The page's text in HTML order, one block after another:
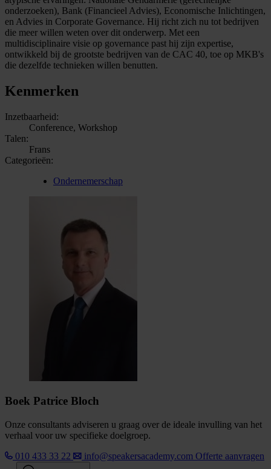
onderzoeken), Bank (Financieel Advies), Economische Inlichtingen,
en Advies in Corporate Governance. Hij richt zich nu tot bedrijven
die meer willen weten over dit onderwerp. Met een
multidisciplinaire visie op governance past hij zijn expertise,
ontwikkeld bij de grootste bedrijven van de CAC 40, toe op MKB's
die dezelfde technieken willen benutten.
Kenmerken
Inzetbaarheid:
Conference, Workshop
Talen:
Frans
Categorieën:
Ondernemerschap
Boek Patrice Bloch
Onze consultants adviseren u graag over de ideale invulling van het
verhaal voor uw specifieke doelgroep.
010 433 33 22
info@speakersacademy.com Offerte aanvragen